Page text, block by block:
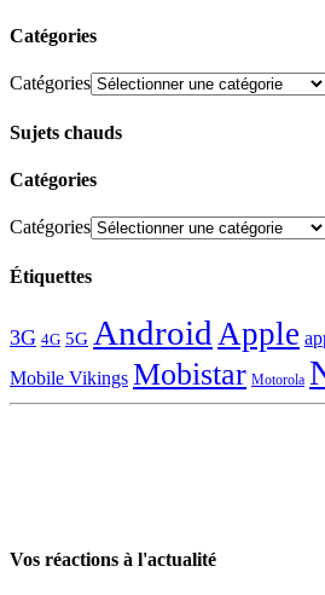
Catégories
Catégories
Sujets chauds
Catégories
Catégories
Étiquettes
3G 4G 5G Android Apple
Mobile Vikings Mobistar Motorola
Vos réactions à l'actualité